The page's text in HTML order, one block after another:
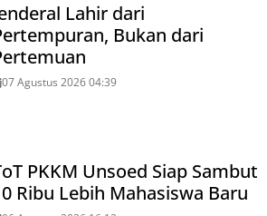
Lahir dari
Bukan dari
07 Agustus 2026 04:39
PKKM Unsoed Siap Sambut
Ribu Lebih Mahasiswa Baru